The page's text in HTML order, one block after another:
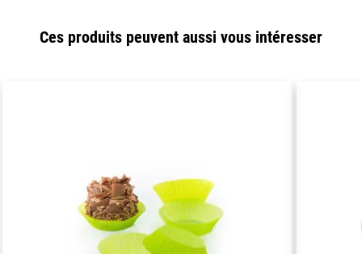
Ces produits peuvent aussi vous intéresser